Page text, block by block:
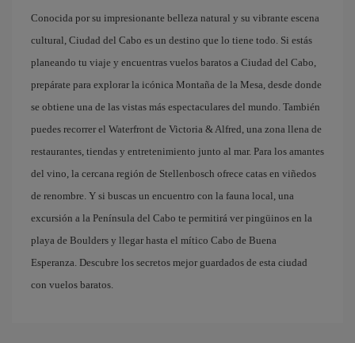
Conocida por su impresionante belleza natural y su vibrante escena
cultural, Ciudad del Cabo es un destino que lo tiene todo. Si estás
planeando tu viaje y encuentras vuelos baratos a Ciudad del Cabo,
prepárate para explorar la icónica Montaña de la Mesa, desde donde
se obtiene una de las vistas más espectaculares del mundo. También
puedes recorrer el Waterfront de Victoria & Alfred, una zona llena de
restaurantes, tiendas y entretenimiento junto al mar. Para los amantes
del vino, la cercana región de Stellenbosch ofrece catas en viñedos
de renombre. Y si buscas un encuentro con la fauna local, una
excursión a la Península del Cabo te permitirá ver pingüinos en la
playa de Boulders y llegar hasta el mítico Cabo de Buena
Esperanza. Descubre los secretos mejor guardados de esta ciudad
con vuelos baratos.